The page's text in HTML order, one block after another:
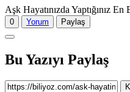
Aşk Hayatınızda Yaptığınız
0 Yorum Paylaş
Bu Yazıyı Paylaş